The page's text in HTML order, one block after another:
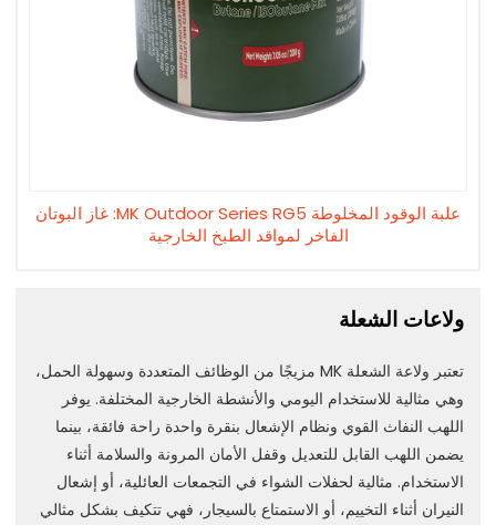
علبة الوقود المخلوطة MK Outdoor Series RG5: غاز البوتان
الفاخر لمواقد الطبخ الخارجية
ولاعات الشعلة
تعتبر ولاعة الشعلة MK مزيجًا من الوظائف المتعددة وسهولة الحمل،
وهي مثالية للاستخدام اليومي والأنشطة الخارجية المختلفة. يوفر
اللهب النفاث القوي ونظام الإشعال بنقرة واحدة راحة فائقة، بينما
يضمن اللهب القابل للتعديل وقفل الأمان المرونة والسلامة أثناء
الاستخدام. مثالية لحفلات الشواء في التجمعات العائلية، أو إشعال
النيران أثناء التخييم، أو الاستمتاع بالسيجار، فهي تتكيف بشكل مثالي